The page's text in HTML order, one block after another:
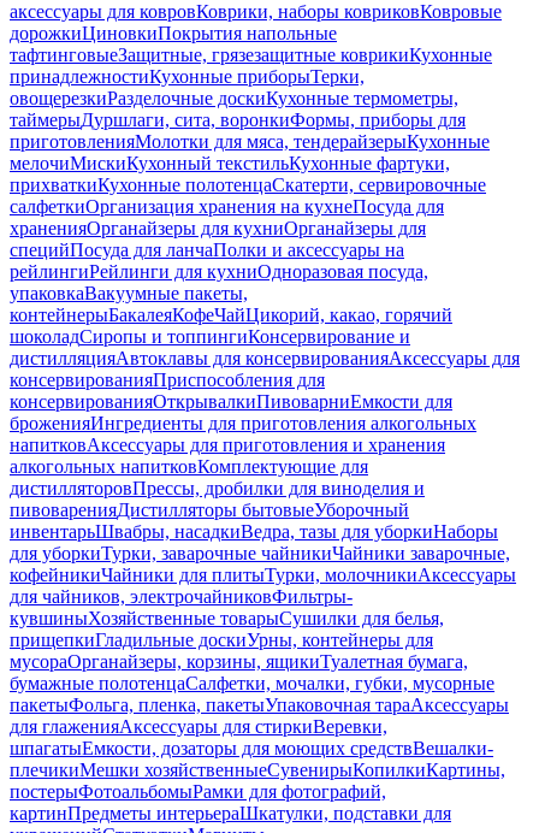
аксессуары для ковровКоврики, наборы ковриковКовровые
дорожкиЦиновкиПокрытия напольные
тафтинговыеЗащитные, грязезащитные коврикиКухонные
принадлежностиКухонные приборыТерки,
овощерезкиРазделочные доскиКухонные термометры,
таймерыДуршлаги, сита, воронкиФормы, приборы для
приготовленияМолотки для мяса, тендерайзерыКухонные
мелочиМискиКухонный текстильКухонные фартуки,
прихваткиКухонные полотенцаСкатерти, сервировочные
салфеткиОрганизация хранения на кухнеПосуда для
храненияОрганайзеры для кухниОрганайзеры для
специйПосуда для ланчаПолки и аксессуары на
рейлингиРейлинги для кухниОдноразовая посуда,
упаковкаВакуумные пакеты,
контейнерыБакалеяКофеЧайЦикорий, какао, горячий
шоколадСиропы и топпингиКонсервирование и
дистилляцияАвтоклавы для консервированияАксессуары для
консервированияПриспособления для
консервированияОткрывалкиПивоварниЕмкости для
броженияИнгредиенты для приготовления алкогольных
напитковАксессуары для приготовления и хранения
алкогольных напитковКомплектующие для
дистилляторовПрессы, дробилки для виноделия и
пивоваренияДистилляторы бытовыеУборочный
инвентарьШвабры, насадкиВедра, тазы для уборкиНаборы
для уборкиТурки, заварочные чайникиЧайники заварочные,
кофейникиЧайники для плитыТурки, молочникиАксессуары
для чайников, электрочайниковФильтры-
кувшиныХозяйственные товарыСушилки для белья,
прищепкиГладильные доскиУрны, контейнеры для
мусораОрганайзеры, корзины, ящикиТуалетная бумага,
бумажные полотенцаСалфетки, мочалки, губки, мусорные
пакетыФольга, пленка, пакетыУпаковочная тараАксессуары
для глаженияАксессуары для стиркиВеревки,
шпагатыЕмкости, дозаторы для моющих средствВешалки-
плечикиМешки хозяйственныеСувенирыКопилкиКартины,
постерыФотоальбомыРамки для фотографий,
картинПредметы интерьераШкатулки, подставки для